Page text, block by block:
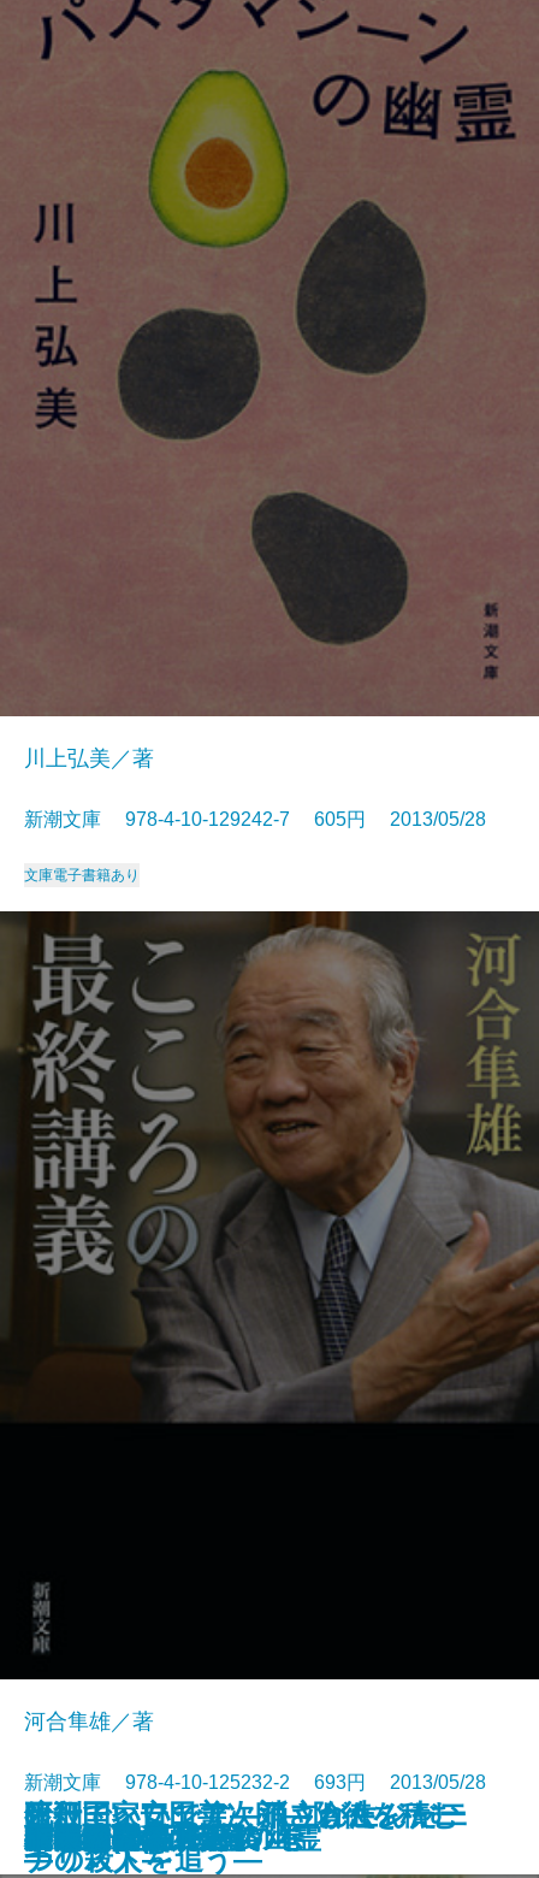
半島の密使〔上〕
半島の密使〔下〕
禁猟区
Kiss
三国志(七) 望蜀の巻
暗殺国家ロシア―消されたジャー
ナリストを追う―
銀行王 安田善次郎―陰徳を積む
―
撃てない警官
パスタマシーンの幽霊
川上弘美／著
新潮文庫 978-4-10-129242-7 605円 2013/05/28
文庫電子書籍あり
こころの最終講義
河合隼雄／著
新潮文庫 978-4-10-125232-2 693円 2013/05/28
文庫電子書籍あり
宮本武蔵(五)
夏の水の半魚人
死刑でいいです―孤立が生んだ二
つの殺人―
居酒屋百名山
晴子情歌〔上〕
晴子情歌〔下〕
三国志(六) 赤壁の巻
新徴組
橘花抄
下天を謀る〔上〕